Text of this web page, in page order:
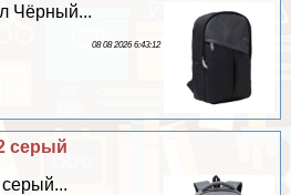
Чёрный...
08 08 2026 6:43:12
серый